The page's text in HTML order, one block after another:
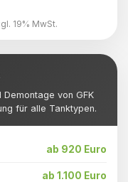
19% MwSt.
von GFK
für alle Tanktypen.
ab 920 Euro
ab 1.100 Euro